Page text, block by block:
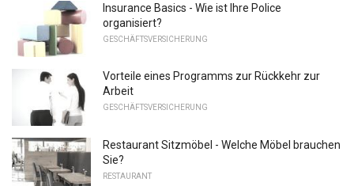
Insurance Basics - Wie ist Ihre Police
organisiert?
GESCHÄFTSVERSICHERUNG
Vorteile eines Programms zur Rückkehr zur
Arbeit
GESCHÄFTSVERSICHERUNG
Restaurant Sitzmöbel - Welche Möbel brauchen
Sie?
RESTAURANT